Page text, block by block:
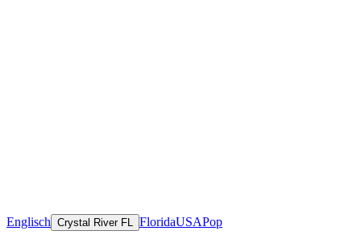
Englisch Crystal River FL FloridaUSAPop